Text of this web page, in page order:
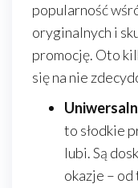
popularność
oryginalnych i
promocję. Oto
się na nie
to słodkie
lubi. Są
okazje –